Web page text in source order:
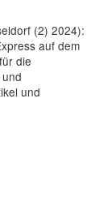
(2) 2024):
auf dem
die
und